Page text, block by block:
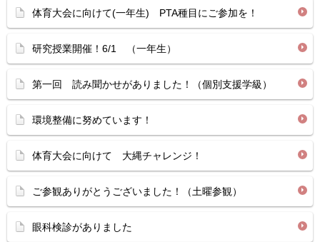
体育大会に向けて(一年生) PTA種目にご参加を！
研究授業開催！6/1 （一年生）
第一回 読み聞かせがありました！（個別支援学級）
環境整備に努めています！
体育大会に向けて 大縄チャレンジ！
ご参観ありがとうございました！（土曜参観）
眼科検診がありました